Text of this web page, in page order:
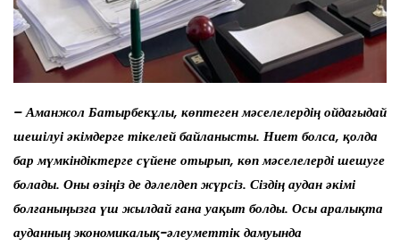
– Аманжол Батырбекұлы, көптеген мәселелердің ойдағыдай
шешілуі әкімдерге тікелей байланысты. Ниет болса, қолда
бар мүмкіндіктерге сүйене отырып, көп мәселелерді шешуге
болады. Оны өзіңіз де дәлелдеп жүрсіз. Сіздің аудан әкімі
болғаныңызға үш жылдай ғана уақыт болды. Осы аралықта
ауданның экономикалық-әлеуметтік дамуында